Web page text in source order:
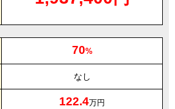
70%
なし
122.4万円